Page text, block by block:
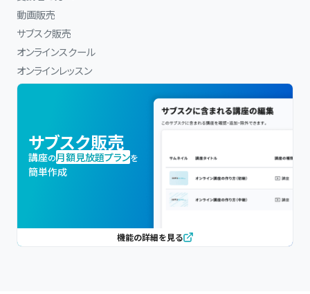
動画販売
サブスク販売
オンラインスクール
オンラインレッスン
サブスク販売
講座の月額見放題プランを
簡単作成
機能の詳細を見る